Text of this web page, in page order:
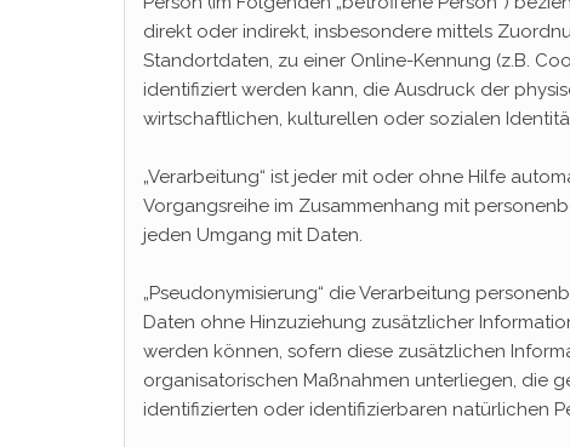
direkt oder indirekt, insbesondere mittels
Standortdaten, zu einer Online-Kennung (z.B.
identifiziert werden kann, die Ausdruck der
wirtschaftlichen, kulturellen oder sozialen
„Verarbeitung“ ist jeder mit oder ohne Hilfe
Vorgangsreihe im Zusammenhang mit
jeden Umgang mit Daten.
„Pseudonymisierung“ die Verarbeitung
Daten ohne Hinzuziehung zusätzlicher
werden können, sofern diese zusätzlichen
organisatorischen Maßnahmen unterliegen, die
identifizierten oder identifizierbaren natürlichen